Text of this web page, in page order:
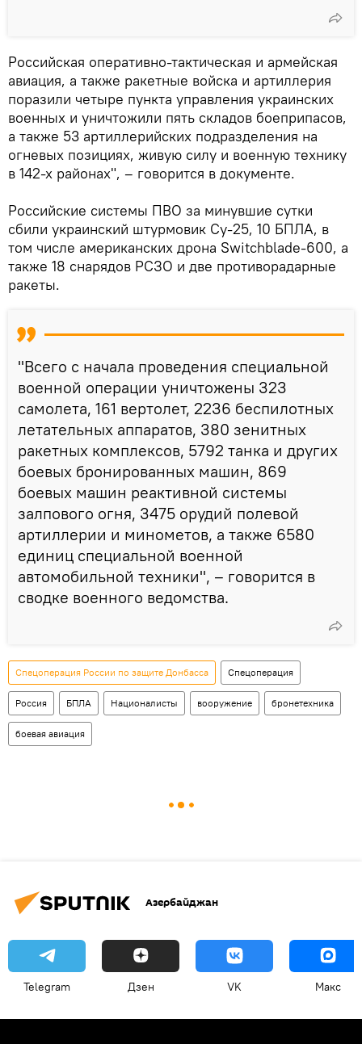
Российская оперативно-тактическая и армейская
авиация, а также ракетные войска и артиллерия
поразили четыре пункта управления украинских
военных и уничтожили пять складов боеприпасов,
а также 53 артиллерийских подразделения на
огневых позициях, живую силу и военную технику
в 142-х районах", – говорится в документе.
Российские системы ПВО за минувшие сутки
сбили украинский штурмовик Су-25, 10 БПЛА, в
том числе американских дрона Switchblade-600, а
также 18 снарядов РСЗО и две противорадарные
ракеты.
"Всего с начала проведения специальной
военной операции уничтожены 323
самолета, 161 вертолет, 2236 беспилотных
летательных аппаратов, 380 зенитных
ракетных комплексов, 5792 танка и других
боевых бронированных машин, 869
боевых машин реактивной системы
залпового огня, 3475 орудий полевой
артиллерии и минометов, а также 6580
единиц специальной военной
автомобильной техники", – говорится в
сводке военного ведомства.
Спецоперация России по защите Донбасса Спецоперация
Россия БПЛА Националисты вооружение бронетехника
боевая авиация
Азербайджан
Telegram Дзен VK Макс